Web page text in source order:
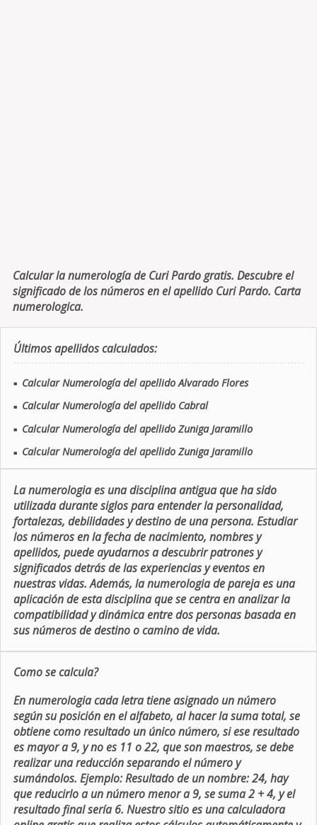
Calcular la numerología de Curi Pardo gratis. Descubre el
significado de los números en el apellido Curi Pardo. Carta
numerologica.
Últimos apellidos calculados:
■ Calcular Numerología del apellido Alvarado Flores
■ Calcular Numerología del apellido Cabral
■ Calcular Numerología del apellido Zuniga Jaramillo
■ Calcular Numerología del apellido Zuniga Jaramillo
La numerologia es una disciplina antigua que ha sido
utilizada durante siglos para entender la personalidad,
fortalezas, debilidades y destino de una persona. Estudiar
los números en la fecha de nacimiento, nombres y
apellidos, puede ayudarnos a descubrir patrones y
significados detrás de las experiencias y eventos en
nuestras vidas. Además, la numerologia de pareja es una
aplicación de esta disciplina que se centra en analizar la
compatibilidad y dinámica entre dos personas basada en
sus números de destino o camino de vida.
Como se calcula?
En numerologia cada letra tiene asignado un número
según su posición en el alfabeto, al hacer la suma total, se
obtiene como resultado un único número, si ese resultado
es mayor a 9, y no es 11 o 22, que son maestros, se debe
realizar una reducción separando el número y
sumándolos. Ejemplo: Resultado de un nombre: 24, hay
que reducirlo a un número menor a 9, se suma 2 + 4, y el
resultado final sería 6. Nuestro sitio es una calculadora